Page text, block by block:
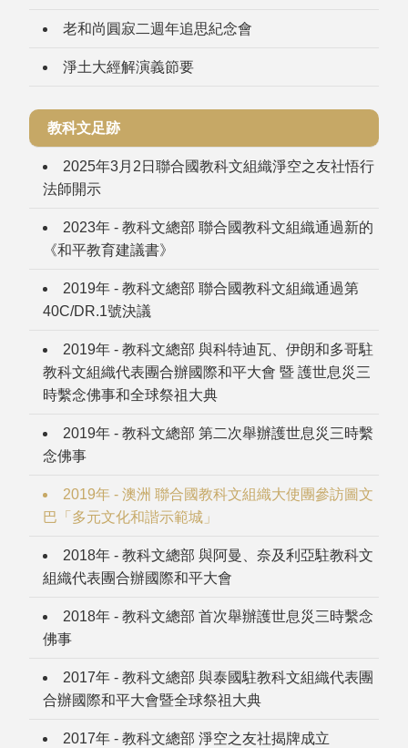
老和尚圓寂二週年追思紀念會
淨土大經解演義節要
教科文足跡
2025年3月2日聯合國教科文組織淨空之友社悟行
法師開示
2023年 - 教科文總部 聯合國教科文組織通過新的
《和平教育建議書》
2019年 - 教科文總部 聯合國教科文組織通過第
40C/DR.1號決議
2019年 - 教科文總部 與科特迪瓦、伊朗和多哥駐
教科文組織代表團合辦國際和平大會 暨 護世息災三
時繫念佛事和全球祭祖大典
2019年 - 教科文總部 第二次舉辦護世息災三時繫
念佛事
2019年 - 澳洲 聯合國教科文組織大使團參訪圖文
巴「多元文化和諧示範城」
2018年 - 教科文總部 與阿曼、奈及利亞駐教科文
組織代表團合辦國際和平大會
2018年 - 教科文總部 首次舉辦護世息災三時繫念
佛事
2017年 - 教科文總部 與泰國駐教科文組織代表團
合辦國際和平大會暨全球祭祖大典
2017年 - 教科文總部 淨空之友社揭牌成立